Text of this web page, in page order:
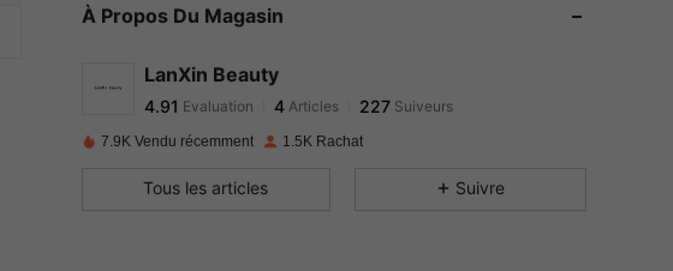
À Propos Du Magasin
LanXin Beauty
4.91
4
4.91 Evaluation 4 Articles 227 Suiveurs
4.91 4
227
4.91
7.9K Vendu récemment 1.5K Rachat
Tous les articles Suivre